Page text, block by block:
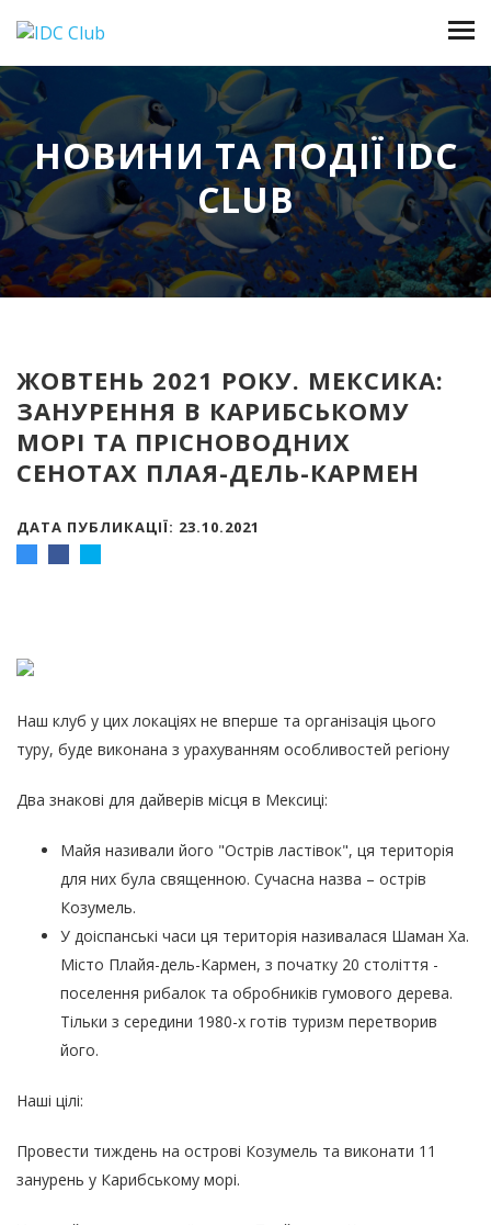
НОВИНИ ТА ПОДІЇ IDC
CLUB
ЖОВТЕНЬ 2021 РОКУ. МЕКСИКА:
ЗАНУРЕННЯ В КАРИБСЬКОМУ
МОРІ ТА ПРІСНОВОДНИХ
СЕНОТАХ ПЛАЯ-ДЕЛЬ-КАРМЕН
ДАТА ПУБЛИКАЦІЇ: 23.10.2021
Наш клуб у цих локаціях не вперше та організація цього
туру, буде виконана з урахуванням особливостей регіону
Два знакові для дайверів місця в Мексиці:
Майя називали його "Острів ластівок", ця територія
для них була священною. Сучасна назва – острів
Козумель.
У доіспанські часи ця територія називалася Шаман Ха.
Місто Плайя-дель-Кармен, з початку 20 століття -
поселення рибалок та обробників гумового дерева.
Тільки з середини 1980-х готів туризм перетворив
його.
Наші цілі:
Провести тиждень на острові Козумель та виконати 11
занурень у Карибському морі.